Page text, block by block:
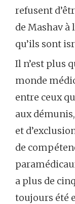
refusent
de Mashav
qu’ils sont
Il n’est plus
monde
entre ceux
aux
et
de
a plus de
toujours été